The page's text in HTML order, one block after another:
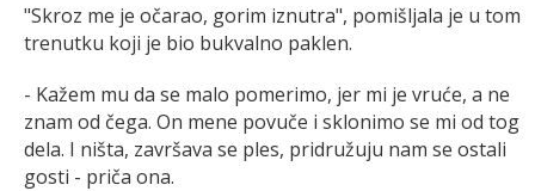
"Skroz me je očarao, gorim iznutra", pomišljala je u tom
trenutku koji je bio bukvalno paklen.
- Kažem mu da se malo pomerimo, jer mi je vruće, a ne
znam od čega. On mene povuče i sklonimo se mi od tog
dela. I ništa, završava se ples, pridružuju nam se ostali
gosti - priča ona.